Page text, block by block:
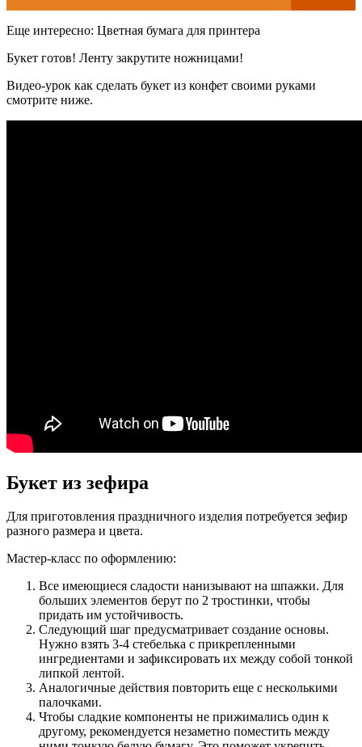
Еще интересно: Цветная бумага для принтера
Букет готов! Ленту закрутите ножницами!
Видео-урок как сделать букет из конфет своими руками
смотрите ниже.
Букет из зефира
Для приготовления праздничного изделия потребуется зефир
разного размера и цвета.
Мастер-класс по оформлению:
Все имеющиеся сладости нанизывают на шпажки. Для
больших элементов берут по 2 тростинки, чтобы
придать им устойчивость.
Следующий шаг предусматривает создание основы.
Нужно взять 3-4 стебелька с прикрепленными
ингредиентами и зафиксировать их между собой тонкой
липкой лентой.
Аналогичные действия повторить еще с несколькими
палочками.
Чтобы сладкие компоненты не прижимались один к
другому, рекомендуется незаметно поместить между